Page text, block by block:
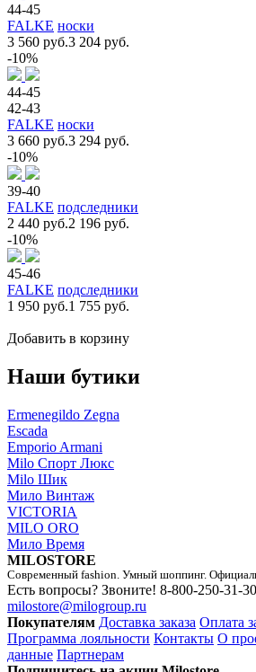
44-45
FALKE носки
3 560 руб.3 204 руб.
-10%
44-45
42-43
FALKE носки
3 660 руб.3 294 руб.
-10%
39-40
FALKE подследники
2 440 руб.2 196 руб.
-10%
45-46
FALKE подследники
1 950 руб.1 755 руб.
Добавить в корзину
Наши бутики
Ermenegildo Zegna
Escada
Emporio Armani
Milo Спорт Люкс
Milo Шик
Мило Винтаж
VICTORIA
MILO ORO
Мило Время
MILOSTORE
Современный fashion. Умный шоппинг.
Есть вопросы? Звоните! 8-800-250-31-30
milostore@milogroup.ru
Покупателям Доставка заказа Оплата
Программа лояльности Контакты О
данные Партнерам